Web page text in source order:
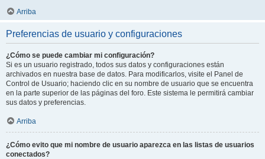
Arriba
Preferencias de usuario y configuraciones
¿Cómo se puede cambiar mi configuración?
Si es un usuario registrado, todos sus datos y configuraciones están
archivados en nuestra base de datos. Para modificarlos, visite el Panel de
Control de Usuario; haciendo clic en su nombre de usuario que se encuentra
en la parte superior de las páginas del foro. Este sistema le permitirá cambiar
sus datos y preferencias.
Arriba
¿Cómo evito que mi nombre de usuario aparezca en las listas de usuarios
conectados?